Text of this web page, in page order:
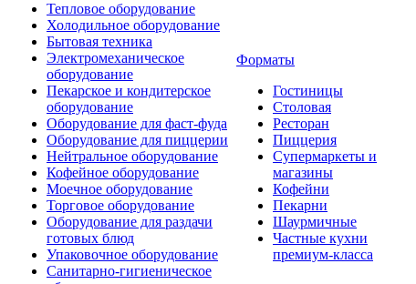
Тепловое оборудование
Холодильное оборудование
Бытовая техника
Электромеханическое
оборудование
Пекарское и кондитерское
оборудование
Оборудование для фаст-фуда
Оборудование для пиццерии
Нейтральное оборудование
Кофейное оборудование
Моечное оборудование
Торговое оборудование
Оборудование для раздачи
готовых блюд
Упаковочное оборудование
Санитарно-гигиеническое
Форматы
Гостиницы
Столовая
Ресторан
Пиццерия
Супермаркеты и
магазины
Кофейни
Пекарни
Шаурмичные
Частные кухни
премиум-класса